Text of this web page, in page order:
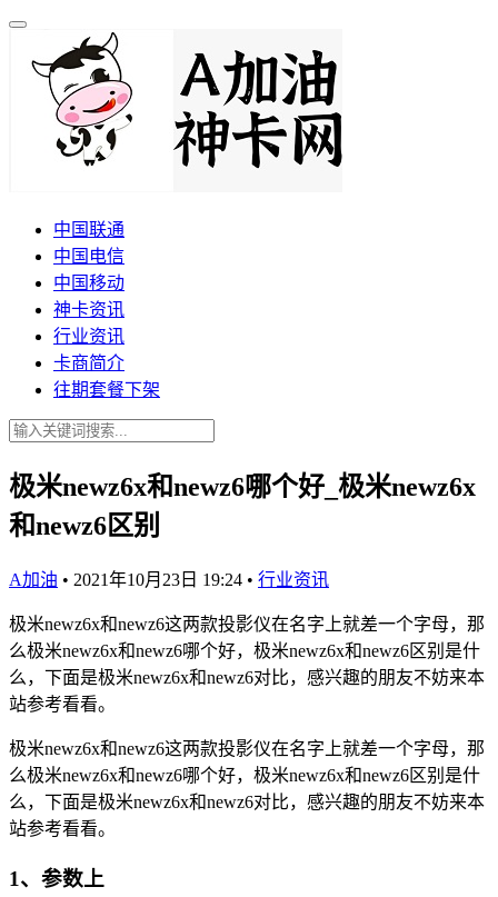
中国联通
中国电信
中国移动
神卡资讯
行业资讯
卡商简介
往期套餐下架
极米newz6x和newz6哪个好_极米newz6x
和newz6区别
A加油 • 2021年10月23日 19:24 • 行业资讯
极米newz6x和newz6这两款投影仪在名字上就差一个字母，那
么极米newz6x和newz6哪个好，极米newz6x和newz6区别是什
么，下面是极米newz6x和newz6对比，感兴趣的朋友不妨来本
站参考看看。
极米newz6x和newz6这两款投影仪在名字上就差一个字母，那
么极米newz6x和newz6哪个好，极米newz6x和newz6区别是什
么，下面是极米newz6x和newz6对比，感兴趣的朋友不妨来本
站参考看看。
​1、参数上